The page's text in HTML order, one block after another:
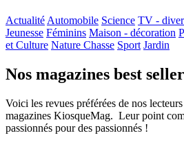
Actualité Automobile Science TV -
Jeunesse Féminins Maison - décoration
et Culture Nature Chasse Sport Jardin
Nos magazines best
Voici les revues préférées de nos
magazines KiosqueMag. Leur point
passionnés pour des passionnés !